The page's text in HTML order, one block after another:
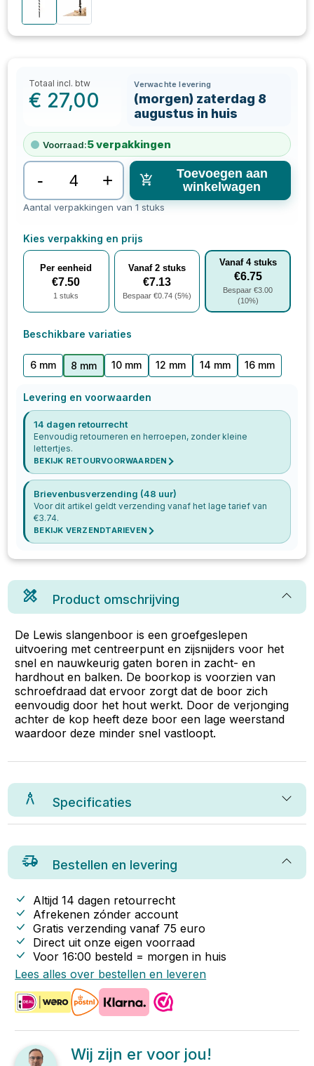
Totaal incl. btw
€ 27,00
Verwachte levering
(morgen) zaterdag 8
augustus in huis
Voorraad:5verpakkingen
- +
Toevoegen aan
winkelwagen
Aantal verpakkingen van 1 stuks
Kies verpakking en prijs
Per eenheid
€7.50
1 stuks
Vanaf 2 stuks
€7.13
Bespaar €0.74 (5%)
Vanaf 4stuks
€6.75
Bespaar €3.00
(10%)
Beschikbare variaties
6 mm 8 mm 10 mm 12 mm 14 mm 16 mm
Levering en voorwaarden
14 dagen retourrecht
Eenvoudig retourneren en herroepen, zonder kleine
lettertjes.
BEKIJK RETOURVOORWAARDEN
Brievenbusverzending (48 uur)
Voor dit artikel geldt verzending vanaf het lage tarief van
€3.74.
BEKIJK VERZENDTARIEVEN
Product omschrijving
De Lewis slangenboor is een groefgeslepen
uitvoering met centreerpunt en zijsnijders voor het
snel en nauwkeurig gaten boren in zacht- en
hardhout en balken. De boorkop is voorzien van
schroefdraad dat ervoor zorgt dat de boor zich
eenvoudig door het hout werkt. Door de verjonging
achter de kop heeft deze boor een lage weerstand
waardoor deze minder snel vastloopt.
Specificaties
Bestellen en levering
Altijd 14 dagen retourrecht
Afrekenen zónder account
Gratis verzending vanaf 75 euro
Direct uit onze eigen voorraad
Voor 16:00 besteld = morgen in huis
Lees alles over bestellen en leveren
Wij zijn er voor jou!